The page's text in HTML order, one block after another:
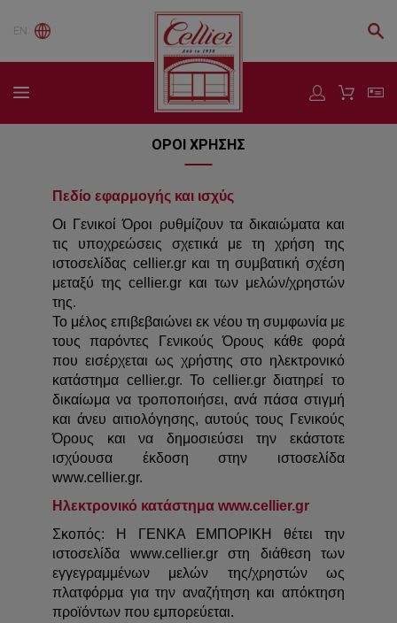
EN
ΟΡΟΙ ΧΡΗΣΗΣ
Πεδίο εφαρμογής και ισχύς
Οι Γενικοί Όροι ρυθμίζουν τα δικαιώματα και
τις υποχρεώσεις σχετικά με τη χρήση της
ιστοσελίδας cellier.gr και τη συμβατική σχέση
μεταξύ της cellier.gr και των μελών/χρηστών
της.
Το μέλος επιβεβαιώνει εκ νέου τη συμφωνία με
τους παρόντες Γενικούς Όρους κάθε φορά
που εισέρχεται ως χρήστης στo ηλεκτρονικό
κατάστημα cellier.gr. Το cellier.gr διατηρεί το
δικαίωμα να τροποποιήσει, ανά πάσα στιγμή
και άνευ αιτιολόγησης, αυτούς τους Γενικούς
Όρους και να δημοσιεύσει την εκάστοτε
ισχύουσα έκδοση στην ιστοσελίδα
www.cellier.gr.
Ηλεκτρονικό κατάστημα www.cellier.gr
Σκοπός: Η ΓΕΝΚΑ ΕΜΠΟΡΙΚΗ θέτει την
ιστοσελίδα www.cellier.gr στη διάθεση των
εγγεγραμμένων μελών της/χρηστών ως
πλατφόρμα για την αναζήτηση και απόκτηση
προϊόντων που εμπορεύεται.